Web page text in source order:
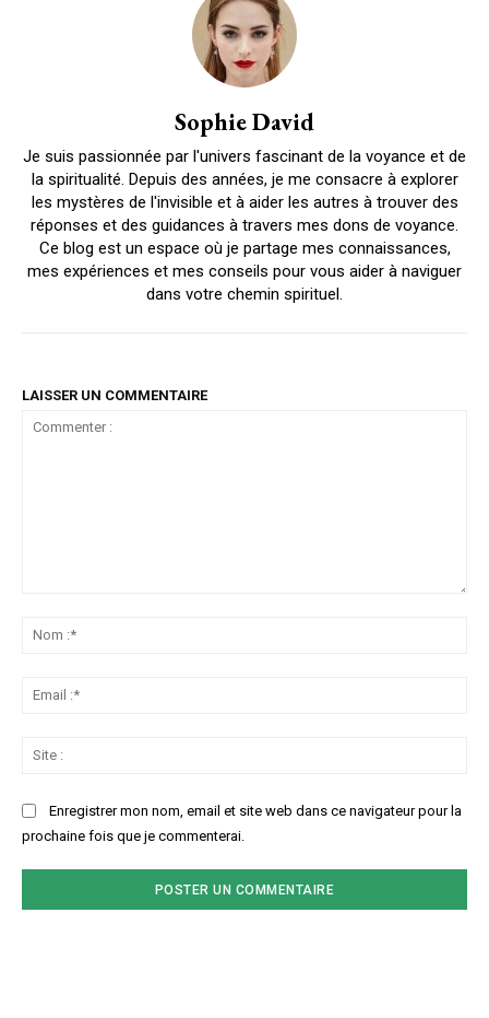
Sophie David
Je suis passionnée par l'univers fascinant de la voyance et de
la spiritualité. Depuis des années, je me consacre à explorer
les mystères de l'invisible et à aider les autres à trouver des
réponses et des guidances à travers mes dons de voyance.
Ce blog est un espace où je partage mes connaissances,
mes expériences et mes conseils pour vous aider à naviguer
dans votre chemin spirituel.
LAISSER UN COMMENTAIRE
Enregistrer mon nom, email et site web dans ce navigateur pour la
prochaine fois que je commenterai.